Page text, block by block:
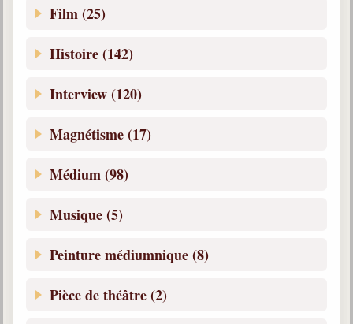
Film (25)
Histoire (142)
Interview (120)
Magnétisme (17)
Médium (98)
Musique (5)
Peinture médiumnique (8)
Pièce de théâtre (2)